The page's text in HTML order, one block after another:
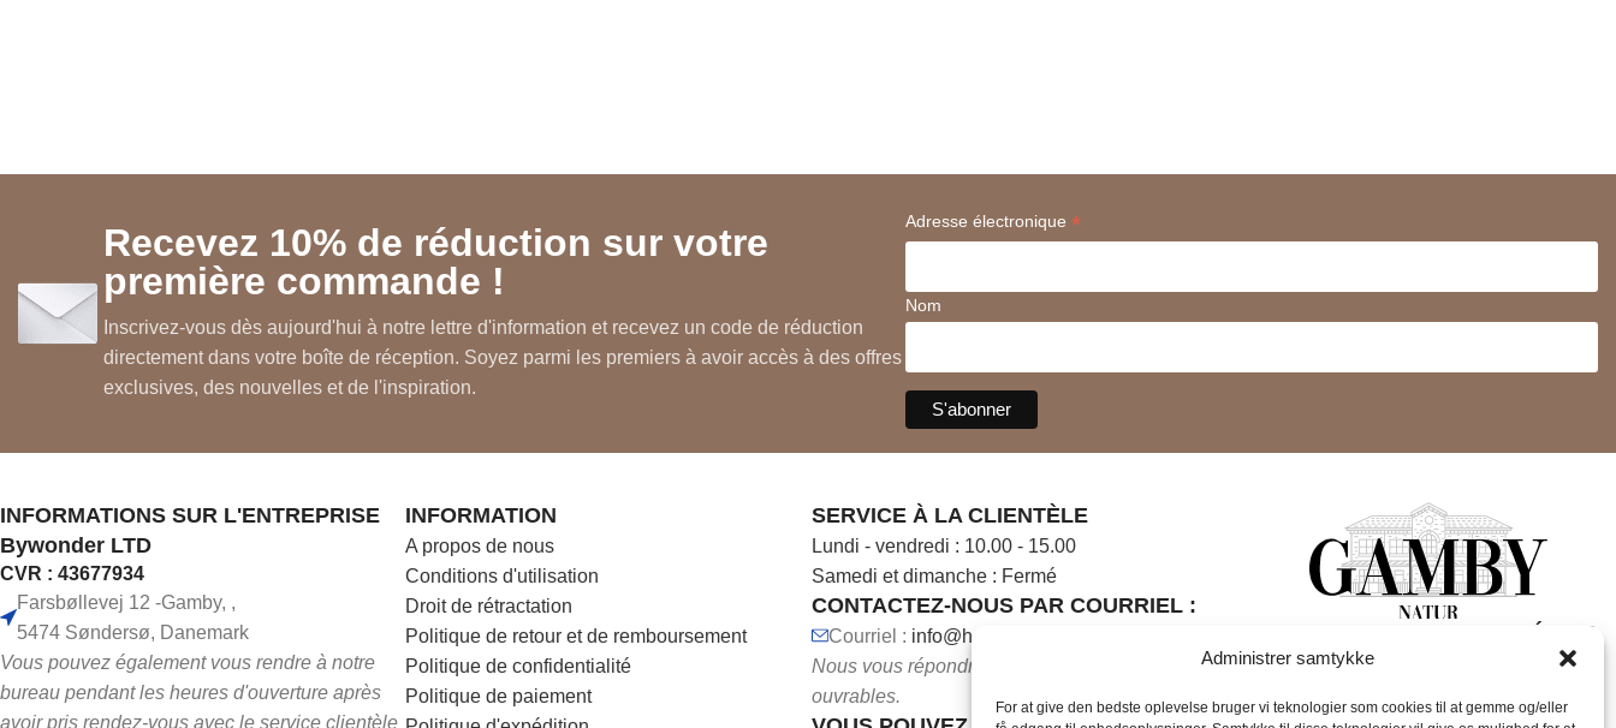
Administrer samtykke
For at give den bedste oplevelse bruger vi teknologier som cookies til at gemme og/eller
Une expérience confortable dans l'inconfort
Un soutien pour une vie quotidienne détendue
Sensation agréable dans les jambes
Rafraîchissement confortable
Plaisir après l'activité physique
Recevez 10% de réduction sur votre
première commande !
Inscrivez-vous dès aujourd'hui à notre lettre d'information et recevez un code de réduction
directement dans votre boîte de réception. Soyez parmi les premiers à avoir accès à des offres
exclusives, des nouvelles et de l'inspiration.
Adresse électronique*
Nom
INFORMATIONS SUR L'ENTREPRISE
Bywonder LTD
CVR : 43677934
Farsbøllevej 12 -Gamby, ,
5474 Søndersø, Danemark
Vous pouvez également vous rendre à notre
bureau pendant les heures d'ouverture après
avoir pris rendez-vous avec le service clientèle
INFORMATION
A propos de nous
Conditions d'utilisation
Droit de rétractation
Politique de retour et de remboursement
Politique de confidentialité
Politique de paiement
SERVICE À LA CLIENTÈLE
Lundi - vendredi : 10.00 - 15.00
Samedi et dimanche : Fermé
CONTACTEZ-NOUS PAR COURRIEL :
Courriel : info@hocl.dk
Nous vous répondrons dans les 3 jours
ouvrables.
SUIVEZ-NOUS SUR LES MÉDIAS
SOCIAUX :